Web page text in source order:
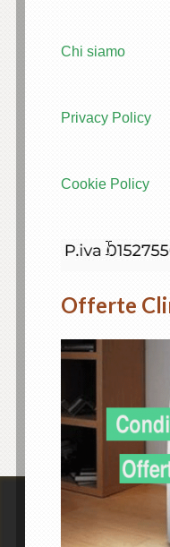
Chi siamo
Privacy Policy
Cookie Policy
Offerte